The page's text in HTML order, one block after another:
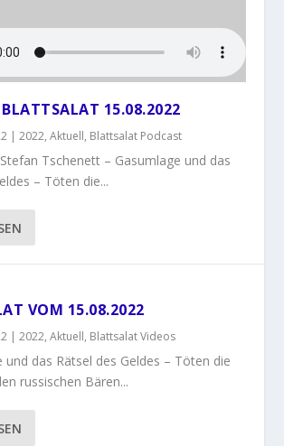
15.08.2022
|2022,Aktuell, Blattsalat Podcast
Tschenett – Gasumlage und das
– Töten die...
VOM 15.08.2022
|2022,Aktuell, Blattsalat Videos
und das Rätsel des Geldes – Töten die
russischen Bären...